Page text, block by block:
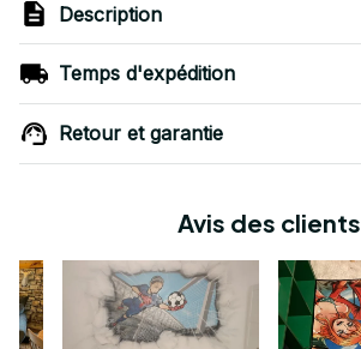
Description
Temps d'expédition
Retour et garantie
Avis des clients